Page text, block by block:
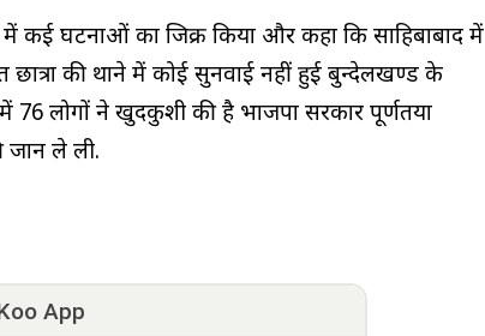
कई घटनाओं का जिक्र किया और कहा कि साहिबाबाद में
छात्रा की थाने में कोई सुनवाई नहीं हुई बुन्देलखण्ड के
लोगों ने खुदकुशी की है भाजपा सरकार पूर्णतया
ले ली.
App